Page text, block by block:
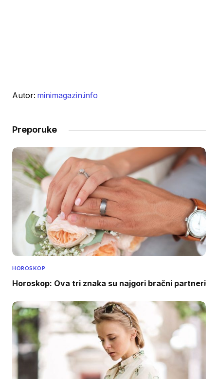
Autor: minimagazin.info
Preporuke
HOROSKOP
Horoskop: Ova tri znaka su najgori bračni partneri